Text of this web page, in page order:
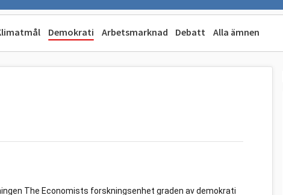
Demokrati Arbetsmarknad Debatt Alla ämnen